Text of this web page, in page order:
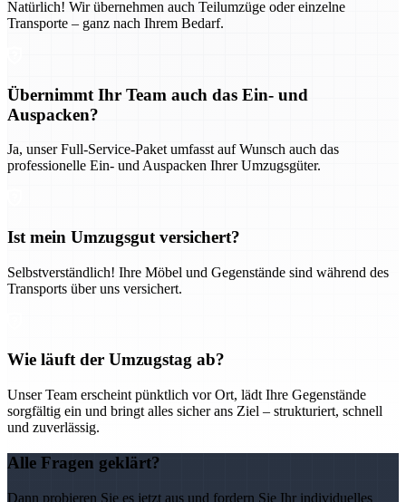
Natürlich! Wir übernehmen auch Teilumzüge oder einzelne
Transporte – ganz nach Ihrem Bedarf.
Übernimmt Ihr Team auch das Ein- und
Auspacken?
Ja, unser Full-Service-Paket umfasst auf Wunsch auch das
professionelle Ein- und Auspacken Ihrer Umzugsgüter.
Ist mein Umzugsgut versichert?
Selbstverständlich! Ihre Möbel und Gegenstände sind während des
Transports über uns versichert.
Wie läuft der Umzugstag ab?
Unser Team erscheint pünktlich vor Ort, lädt Ihre Gegenstände
sorgfältig ein und bringt alles sicher ans Ziel – strukturiert, schnell
und zuverlässig.
Alle Fragen geklärt?
Dann probieren Sie es jetzt aus und fordern Sie Ihr individuelles